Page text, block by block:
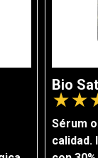
Bio
★★
Sérum
calidad.